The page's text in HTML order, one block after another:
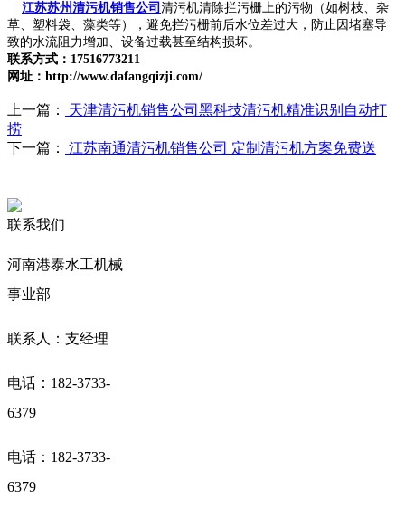
江苏苏州清污机销售公司 清污机清除拦污栅上的污物（如树枝、杂
草、塑料袋、藻类等），避免拦污栅前后水位差过大，防止因堵塞导
致的水流阻力增加、设备过载甚至结构损坏。
联系方式：17516773211
网址：http://www.dafangqizji.com/
上一篇：
天津清污机销售公司黑科技清污机精准识别自动打
捞
下一篇：
江苏南通清污机销售公司 定制清污机方案免费送
联系我们
河南港泰水工机械
事业部
联系人：支经理
电话：182-3733-
6379
电话：182-3733-
6379